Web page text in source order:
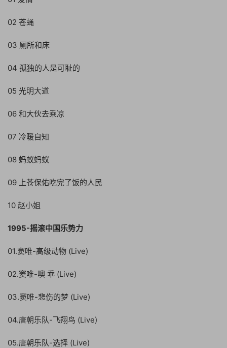
02 苍蝇
03 厕所和床
04 孤独的人是可耻的
05 光明大道
06 和大伙去乘凉
07 冷暖自知
08 蚂蚁蚂蚁
09 上苍保佑吃完了饭的人民
10 赵小姐
1995-摇滚中国乐势力
01.窦唯-高级动物 (Live)
02.窦唯-噢 乖 (Live)
03.窦唯-悲伤的梦 (Live)
04.唐朝乐队-飞翔鸟 (Live)
05.唐朝乐队-选择 (Live)